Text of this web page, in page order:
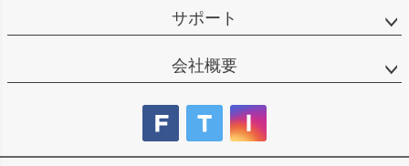
サポート
会社概要